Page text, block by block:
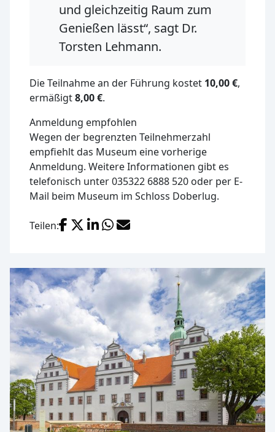
und gleichzeitig Raum zum
Genießen lässt“, sagt Dr.
Torsten Lehmann.
Die Teilnahme an der Führung kostet 10,00 €,
ermäßigt8,00 €.
Anmeldung empfohlen
Wegen der begrenzten Teilnehmerzahl
empfiehlt das Museum eine vorherige
Anmeldung. Weitere Informationen gibt es
telefonisch unter 035322 6888 520 oder per E-
Mail beim Museum im Schloss Doberlug.
Teilen: Facebook
X (Twitter)
LinkedIn
WhatsApp